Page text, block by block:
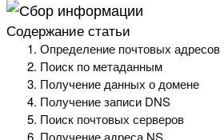
Содержание статьи
Определение почтовых адресов
Поиск по метаданным
Получение данных о домене
Получение записи DNS
Поиск почтовых серверов
Получение адреса NS